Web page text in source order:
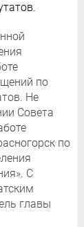
по
Не
Совета
по
С
главы